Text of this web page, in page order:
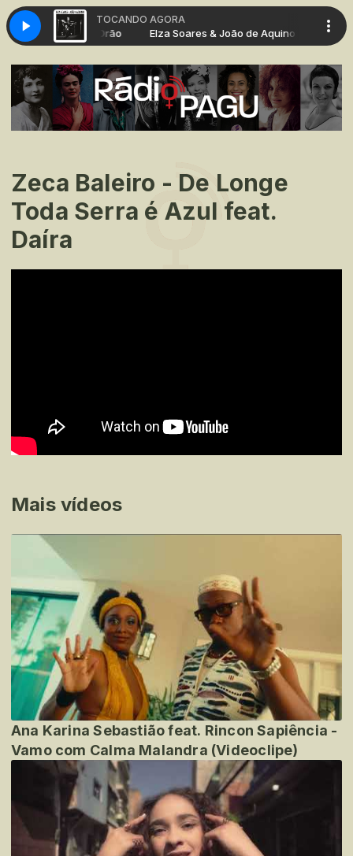
TOCANDO AGORA
João de Aquino - Drão Elza Soares & João de Aquino - Drão
Zeca Baleiro - De Longe
Toda Serra é Azul feat.
Daíra
Mais vídeos
Ana Karina Sebastião feat. Rincon Sapiência -
Vamo com Calma Malandra (Videoclipe)